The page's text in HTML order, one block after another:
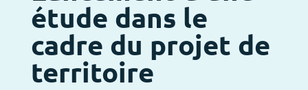
étude dans le
cadre du projet de
territoire